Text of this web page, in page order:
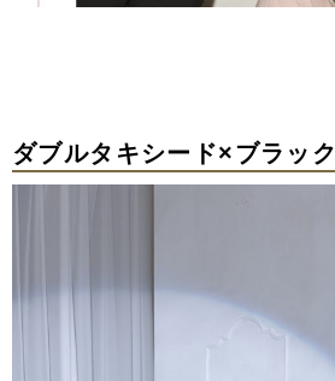
ダブルタキシード×ブラック